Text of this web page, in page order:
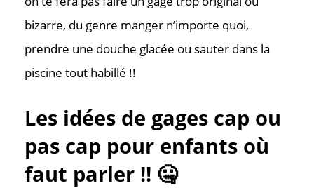
bizarre, du genre manger n’importe quoi,
prendre une douche glacée ou sauter dans la
piscine tout habillé !!
Les idées de gages cap ou
pas cap pour enfants où
faut parler !! 🤐